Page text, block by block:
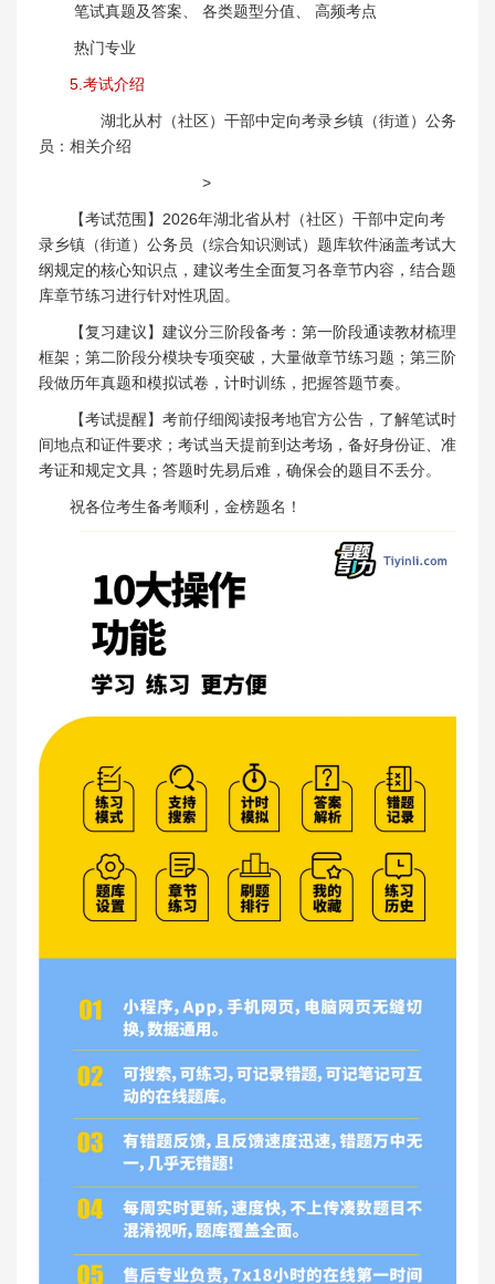
笔试真题及答案、 各类题型分值、 高频考点
热门专业
5.考试介绍
湖北从村（社区）干部中定向考录乡镇（街道）公务
员：相关介绍
>
【考试范围】2026年湖北省从村（社区）干部中定向考
录乡镇（街道）公务员（综合知识测试）题库软件涵盖考试大
纲规定的核心知识点，建议考生全面复习各章节内容，结合题
库章节练习进行针对性巩固。
【复习建议】建议分三阶段备考：第一阶段通读教材梳理
框架；第二阶段分模块专项突破，大量做章节练习题；第三阶
段做历年真题和模拟试卷，计时训练，把握答题节奏。
【考试提醒】考前仔细阅读报考地官方公告，了解笔试时
间地点和证件要求；考试当天提前到达考场，备好身份证、准
考证和规定文具；答题时先易后难，确保会的题目不丢分。
祝各位考生备考顺利，金榜题名！